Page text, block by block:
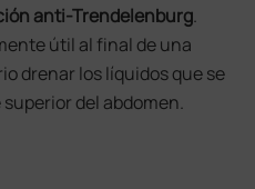
anti-Trendelenburg.
útil al final de una
drenar los líquidos que se
del abdomen.